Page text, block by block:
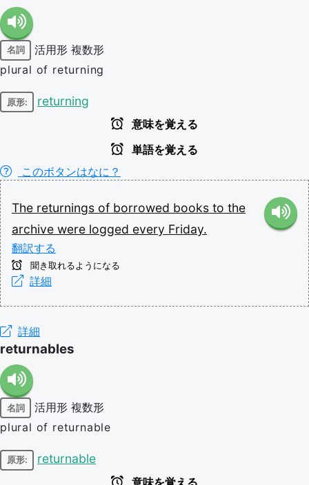
名詞 活用形 複数形
plural of returning
原形: returning
意味を覚える
単語を覚える
このボタンはなに？
The returnings of borrowed books to the
archive were logged every Friday.
翻訳する
聞き取れるようになる
詳細
詳細
returnables
名詞 活用形 複数形
plural of returnable
原形: returnable
意味を覚える